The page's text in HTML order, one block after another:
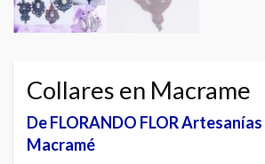
Collares en Macrame
De FLORANDO FLOR
Macramé